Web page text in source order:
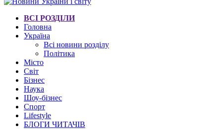
ВСІ РОЗДІЛИ
Головна
Україна
Всі новини розділу
Політика
Місто
Світ
Бізнес
Наука
Шоу-бізнес
Спорт
Lifestyle
БЛОГИ ЧИТАЧІВ